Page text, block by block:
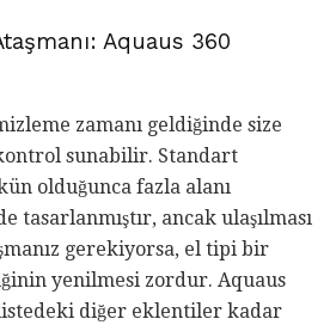
Aquaus 360
zamanı geldiğinde size
sunabilir. Standart
olduğunca fazla alanı
tasarlanmıştır, ancak ulaşılması
gerekiyorsa, el tipi bir
yenilmesi zordur. Aquaus
diğer eklentiler kadar